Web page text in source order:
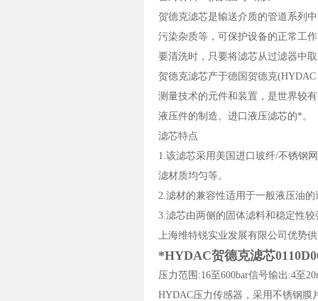
贺德克滤芯是输送介质的管道系列
污染杂质等，可保护设备的正常工
要清洗时，只要将滤芯从过滤器中
贺德克滤芯产于德国贺德克
测量技术的元件和装置，是世界较
液压件的制造。进口液压滤芯的*。
滤芯特点
1.该滤芯采用美国进口玻纤/不锈钢
滤材质均匀等。
2.滤材的兼容性适用于一般液压油的
3.滤芯由两侧的固体滤料和稳定性
上海维特锐实业发展有限公司优势
*HYDAC贺德克滤芯
压力范围:16至600bar信号输出:4至
HYDAC压力传感器，采用不锈钢膜